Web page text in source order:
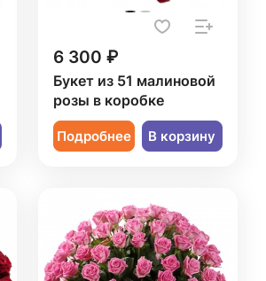
6 300 ₽
Букет из 51 малиновой
розы в коробке
Подробнее В корзину